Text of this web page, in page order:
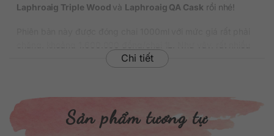
Laphroaig Triple Wood và Laphroaig QA Cask rồi nhé!
fan của nhà Laphroaig sẽ có cơ hội thưởng thức vị khói than
Thông tin chi tiết về rượu
Xuất xứ: Scotland
Vùng sản xuất: Islay
Chi tiết
Sản phẩm tương tự